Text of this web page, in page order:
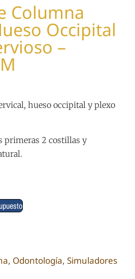
Columna
Occipital
–
hueso occipital y plexo
primeras 2 costillas y
, Odontología, Simuladores